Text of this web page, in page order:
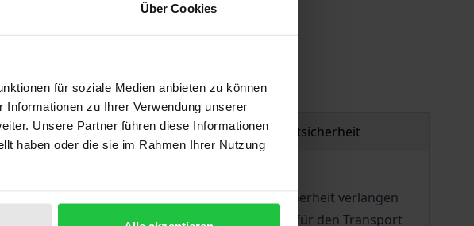
Über Cookies
für soziale Medien anbieten zu können
zu Ihrer Verwendung unserer
Unsere Partner führen diese Informationen
haben oder die sie im Rahmen Ihrer Nutzung
Zusatzmaterial Produktsicherheit
und die Gewährleistung der Versorgungssicherheit verlangen
von LNG, den Ausbau der Stromnetze für den Transport